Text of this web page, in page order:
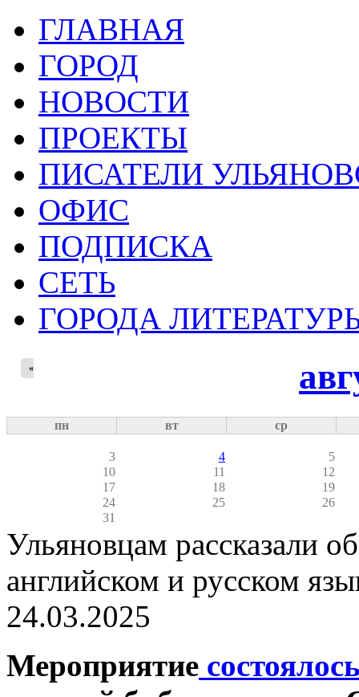
ГЛАВНАЯ
ГОРОД
НОВОСТИ
ПРОЕКТЫ
ПИСАТЕЛИ
ОФИС
ПОДПИСКА
СЕТЬ
ГОРОДА
«
пн вт ср
3 4
5
10
11
12
17
18
19
24
25
26
31
Ульяновцам рассказали
английском и русском
24.03.2025
Мероприятие